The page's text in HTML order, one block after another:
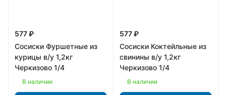
577 ₽
Сосиски Фуршетные из
курицы в/у 1,2кг
Черкизово 1/4
В наличии
577 ₽
Сосиски Коктейльные из
свинины в/у 1,2кг
Черкизово 1/4
В наличии